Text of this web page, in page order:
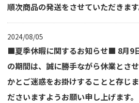
順次商品の発送をさせていただきます
2024/08/05
■夏季休暇に関するお知らせ■ 8月9
の期間は、誠に勝手ながら休業とさ
かとご迷惑をお掛けすることと存じ
ださいますようお願い申し上げます